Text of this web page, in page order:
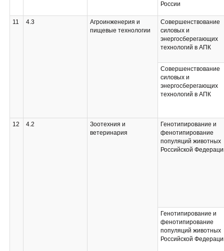
России
11 4.3
Агроинженерия и
пищевые технологии
Совершенствование
силовых и
энергосберегающих
технологий в АПК
Совершенствование
силовых и
энергосберегающих
технологий в АПК
12 4.2
Зоотехния и
ветеринария
Генотипирование и
фенотипирование
популяций животных
Российской
Генотипирование и
фенотипирование
популяций животных
Российской